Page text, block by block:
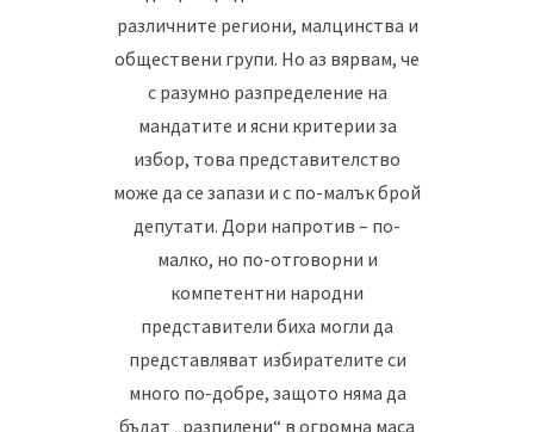
различните региони, малцинства и
обществени групи. Но аз вярвам, че
с разумно разпределение на
мандатите и ясни критерии за
избор, това представителство
може да се запази и с по-малък брой
депутати. Дори напротив – по-
малко, но по-отговорни и
компетентни народни
представители биха могли да
представляват избирателите си
много по-добре, защото няма да
бъдат „разпилени“ в огромна маса